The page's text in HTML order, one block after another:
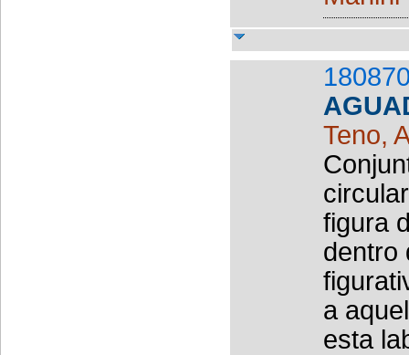
Teno,
figura
dentro
a
esta